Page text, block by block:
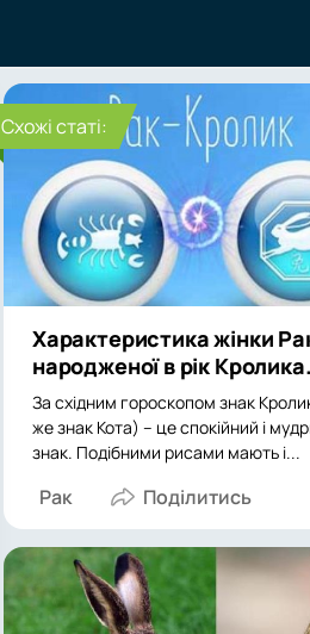
Cхожі статі:
Характеристика жінки
народженої в рік
За східним гороскопом знак
же знак Кота) – це спокійний і
знак. Подібними рисами мають і...
Рак